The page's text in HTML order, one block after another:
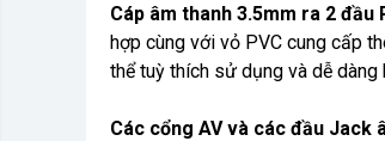
Cáp âm thanh 3.5mm ra 2 đầu
hợp cùng với vỏ PVC cung cấp
thể tuỳ thích sử dụng và dễ dàng
Các cổng AV và các đầu Jack